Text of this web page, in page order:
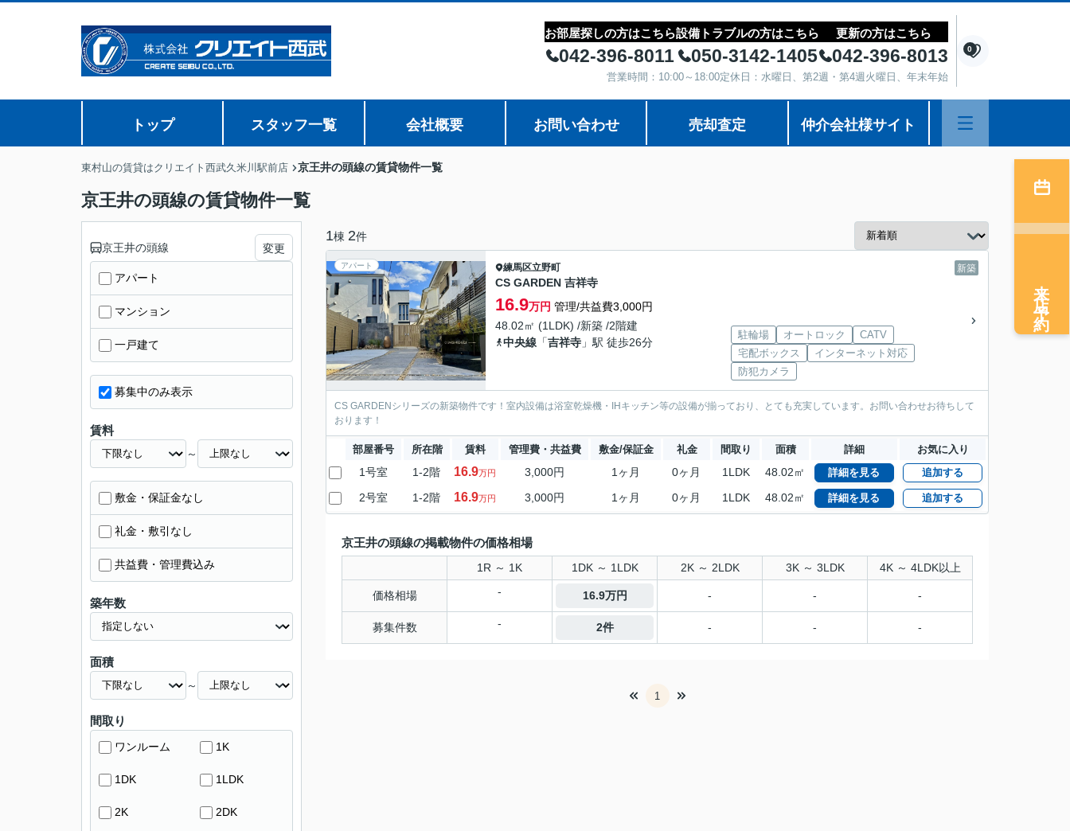
お部屋探しの方はこちら
042-396-8011
設備トラブルの方はこちら
050-3142-1405
更新の方はこちら
042-396-8013
営業時間：10:00～18:00定休日：水曜日、第2週・第4週火曜日、年末年始
0
トップ スタッフ一覧 会社概要 お問い合わせ 売却査定 仲介会社様サイト
東村山の賃貸はクリエイト西武久米川駅前店 京王井の頭線の賃貸物件一覧
京王井の頭線の賃貸物件一覧
1棟 2件
アパート 新築
練馬区立野町
CS GARDEN 吉祥寺
16.9万円 管理/共益費3,000円
48.02㎡ (1LDK) /新築 /2階建
中央線 「吉祥寺 」駅 徒歩26分
駐輪場 オートロック
CATV
宅配ボックス
インターネット対応
防犯カメラ
CS GARDENシリーズの新築物件です！室内設備は浴室乾燥機・IHキッチン等の設備が揃っており、とても充実しています。お問い合わせお待ちして
おります！
部屋番号 所在階 賃料 管理費・共益費 敷金/保証金 礼金 間取り 面積 詳細 お気に入り
1号室 1-2階 16.9万円 3,000円 1ヶ月 0ヶ月 1LDK 48.02㎡ 詳細を見る 追加する
2号室 1-2階 16.9万円 3,000円 1ヶ月 0ヶ月 1LDK 48.02㎡ 詳細を見る 追加する
京王井の頭線の掲載物件の価格相場
1R ～ 1K 1DK ～ 1LDK 2K ～ 2LDK 3K ～ 3LDK 4K ～ 4LDK以上
価格相場 - 16.9万円 - - -
募集件数 - 2件 - - -
1
京王井の頭線 変更
アパート
マンション
一戸建て
募集中のみ表示
賃料
～
敷金・保証金なし
礼金・敷引なし
共益費・管理費込み
築年数
面積
～
間取り
ワンルーム 1K
1DK 1LDK
2K 2DK
来店予約